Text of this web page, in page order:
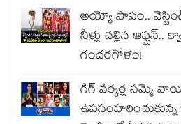
అయ్యో పాపం..
నీళ్లు చల్లిన
గందరగోళం!
గిగ్ వర్కర్ల సమ్మె